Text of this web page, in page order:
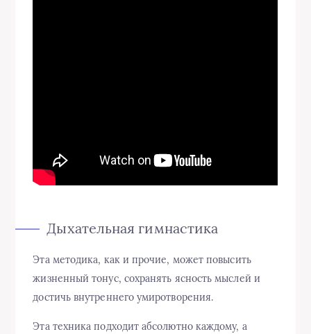
Дыхательная гимнастика
Эта методика, как и прочие, может повысить
жизненный тонус, сохранять ясность мыслей и
достичь внутреннего умиротворения.
Эта техника подходит абсолютно каждому, а